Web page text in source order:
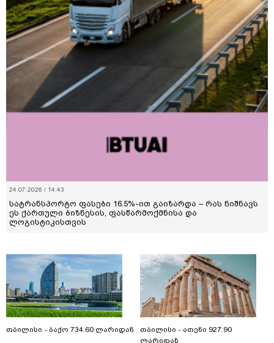
24.07.2026 / 14:43
სატრანსპორტო ფასები 16.5%-ით გაიზარდა – რას ნიშნავს
ეს ქართული ბიზნესის, ფასწარმოქმნისა და
ლოგისტიკისთვის
თბილისი - ბაქო 734.60 ლარიდან
თბილისი - ათენი 927.90
ლარიდან